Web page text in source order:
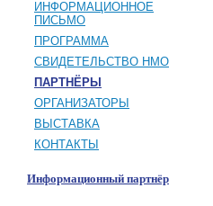
ИНФОРМАЦИОННОЕ
ПИСЬМО
ПРОГРАММА
СВИДЕТЕЛЬСТВО НМО
ПАРТНЁРЫ
ОРГАНИЗАТОРЫ
ВЫСТАВКА
КОНТАКТЫ
Информационный партнёр